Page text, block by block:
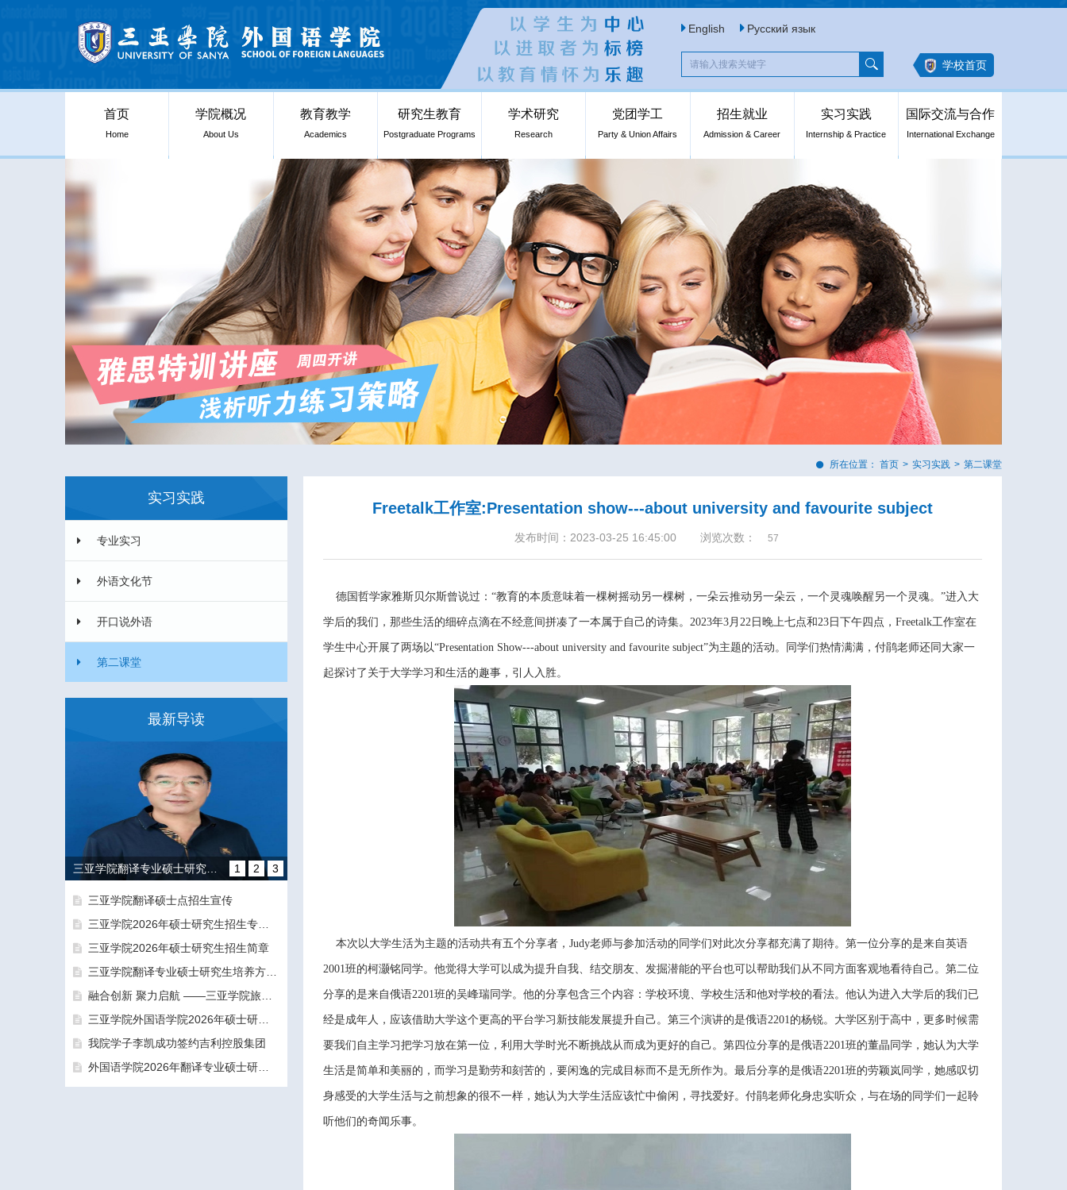
English Русский язык
学校首页
首页
Home
学院概况
About Us
教育教学
Academics
研究生教育
Postgraduate Programs
学术研究
Research
党团学工
Party & Union Affairs
招生就业
Admission & Career
实习实践
Internship & Practice
国际交流与合作
International Exchange
所在位置： 首页 > 实习实践 > 第二课堂
实习实践
专业实习
外语文化节
开口说外语
第二课堂
最新导读
1 2 3
三亚学院翻译硕士点招生宣传
三亚学院2026年硕士研究生招生专业目录及参考书目
三亚学院2026年硕士研究生招生简章
三亚学院翻译专业硕士研究生培养方向和导师团队介绍
融合创新 聚力启航 ——三亚学院旅游与大健康学院正式揭牌成立
三亚学院外国语学院2026年硕士研究生拟录取名单公示公告（一志愿）
我院学子李凯成功签约吉利控股集团
外国语学院2026年翻译专业硕士研究生（MTI）一志愿考生面试工作圆满结束
Freetalk工作室:Presentation show---about university and favourite subject
发布时间：2023-03-25 16:45:00 浏览次数： 57
德国哲学家雅斯贝尔斯曾说过：“教育的本质意味着一棵树摇动另一棵树，一朵云推动另一朵云，一个灵魂唤醒另一个灵魂。”进入大
学后的我们，那些生活的细碎点滴在不经意间拼凑了一本属于自己的诗集。2023年3月22日晚上七点和23日下午四点，Freetalk工作室在
学生中心开展了两场以“Presentation Show---about university and favourite subject”为主题的活动。同学们热情满满，付鹃老师还同大家一
起探讨了关于大学学习和生活的趣事，引人入胜。
本次以大学生活为主题的活动共有五个分享者，Judy老师与参加活动的同学们对此次分享都充满了期待。第一位分享的是来自英语
2001班的柯灏铭同学。他觉得大学可以成为提升自我、结交朋友、发掘潜能的平台也可以帮助我们从不同方面客观地看待自己。第二位
分享的是来自俄语2201班的吴峰瑞同学。他的分享包含三个内容：学校环境、学校生活和他对学校的看法。他认为进入大学后的我们已
经是成年人，应该借助大学这个更高的平台学习新技能发展提升自己。第三个演讲的是俄语2201的杨锐。大学区别于高中，更多时候需
要我们自主学习把学习放在第一位，利用大学时光不断挑战从而成为更好的自己。第四位分享的是俄语2201班的董晶同学，她认为大学
生活是简单和美丽的，而学习是勤劳和刻苦的，要闲逸的完成目标而不是无所作为。最后分享的是俄语2201班的劳颖岚同学，她感叹切
身感受的大学生活与之前想象的很不一样，她认为大学生活应该忙中偷闲，寻找爱好。付鹃老师化身忠实听众，与在场的同学们一起聆
听他们的奇闻乐事。